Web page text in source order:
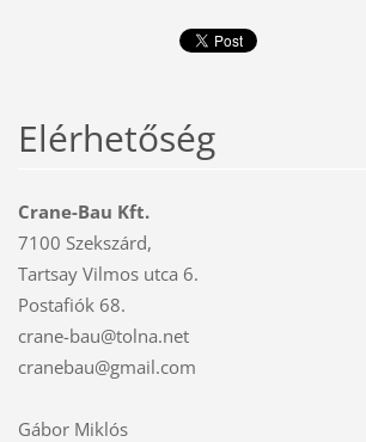
Elérhetőség
Crane-Bau Kft.
7100 Szekszárd,
Tartsay Vilmos utca 6.
Postafiók 68.
crane-bau@tolna.net
cranebau@gmail.com
Gábor Miklós